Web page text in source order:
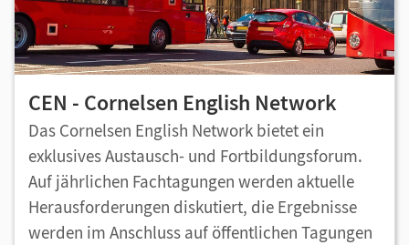
CEN - Cornelsen English Network
Das Cornelsen English Network bietet ein
exklusives Austausch- und Fortbildungsforum.
Auf jährlichen Fachtagungen werden aktuelle
Herausforderungen diskutiert, die Ergebnisse
werden im Anschluss auf öffentlichen Tagungen